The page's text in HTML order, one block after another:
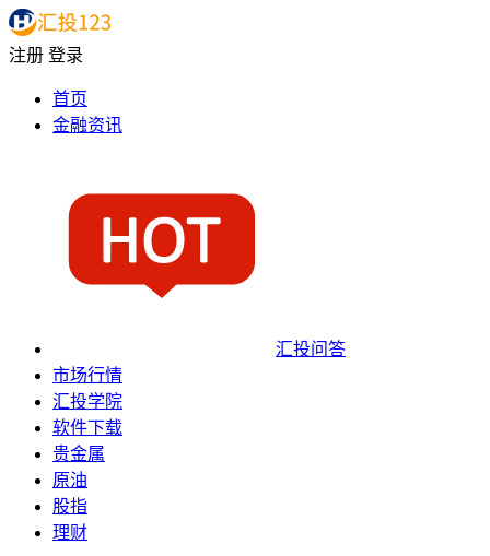
注册 登录
首页
金融资讯
汇投问答
市场行情
汇投学院
软件下载
贵金属
原油
股指
理财